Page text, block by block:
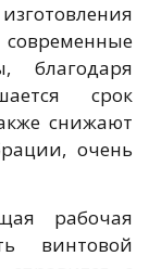
благодаря
срок
снижают
очень
рабочая
винтовой